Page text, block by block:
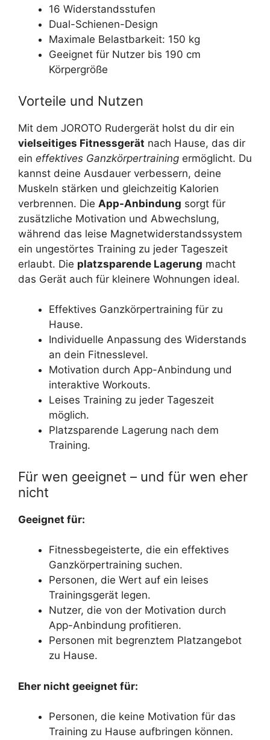
16 Widerstandsstufen
Dual-Schienen-Design
Maximale Belastbarkeit: 150 kg
Geeignet für Nutzer bis 190 cm
Körpergröße
Vorteile und Nutzen
Mit dem JOROTO Rudergerät holst du dir ein
vielseitiges Fitnessgerät nach Hause, das dir
ein effektives Ganzkörpertraining ermöglicht. Du
kannst deine Ausdauer verbessern, deine
Muskeln stärken und gleichzeitig Kalorien
verbrennen. Die App-Anbindung sorgt für
zusätzliche Motivation und Abwechslung,
während das leise Magnetwiderstandssystem
ein ungestörtes Training zu jeder Tageszeit
erlaubt. Die platzsparende Lagerung macht
das Gerät auch für kleinere Wohnungen ideal.
Effektives Ganzkörpertraining für zu
Hause.
Individuelle Anpassung des Widerstands
an dein Fitnesslevel.
Motivation durch App-Anbindung und
interaktive Workouts.
Leises Training zu jeder Tageszeit
möglich.
Platzsparende Lagerung nach dem
Training.
Für wen geeignet – und für wen eher
nicht
Geeignet für:
Fitnessbegeisterte, die ein effektives
Ganzkörpertraining suchen.
Personen, die Wert auf ein leises
Trainingsgerät legen.
Nutzer, die von der Motivation durch
App-Anbindung profitieren.
Personen mit begrenztem Platzangebot
zu Hause.
Eher nicht geeignet für:
Personen, die keine Motivation für das
Training zu Hause aufbringen können.